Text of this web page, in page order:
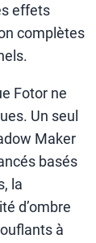
effets
complètes
Fotor ne
Un seul
Maker
basés
la
d’ombre
à